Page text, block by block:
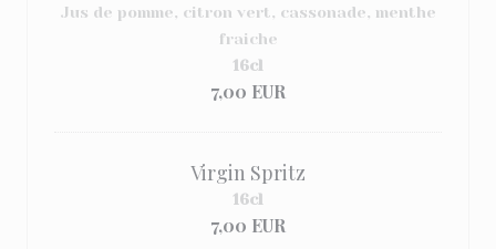
Jus de pomme, citron vert, cassonade, menthe
fraiche
7,00 EUR
16cl
Virgin Spritz
7,00 EUR
16cl